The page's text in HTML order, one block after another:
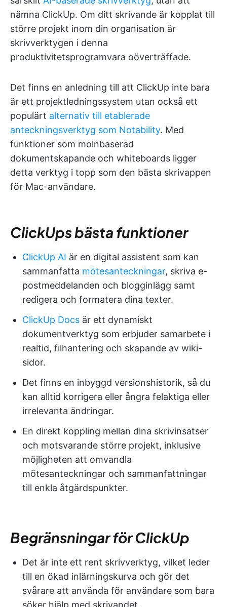
nämna ClickUp. Om ditt skrivande är kopplat till
större projekt inom din organisation är
skrivverktygen i denna
produktivitetsprogramvara oöverträffade.
Det finns en anledning till att ClickUp inte bara
är ett projektledningssystem utan också ett
populärt alternativ till etablerade
anteckningsverktyg som Notability. Med
funktioner som molnbaserad
dokumentskapande och whiteboards ligger
detta verktyg i topp som den bästa skrivappen
för Mac-användare.
ClickUps bästa funktioner
ClickUp AI är en digital assistent som kan
sammanfatta mötesanteckningar, skriva e-
postmeddelanden och blogginlägg samt
redigera och formatera dina texter.
ClickUp Docs är ett dynamiskt
dokumentverktyg som erbjuder samarbete i
realtid, filhantering och skapande av wiki-
sidor.
Det finns en inbyggd versionshistorik, så du
kan alltid korrigera eller ångra felaktiga eller
irrelevanta ändringar.
En direkt koppling mellan dina skrivinsatser
och motsvarande större projekt, inklusive
möjligheten att omvandla
mötesanteckningar och sammanfattningar
till enkla åtgärdspunkter.
Begränsningar för ClickUp
Det är inte ett rent skrivverktyg, vilket leder
till en ökad inlärningskurva och gör det
svårare att använda för användare som bara
söker hjälp med skrivandet.